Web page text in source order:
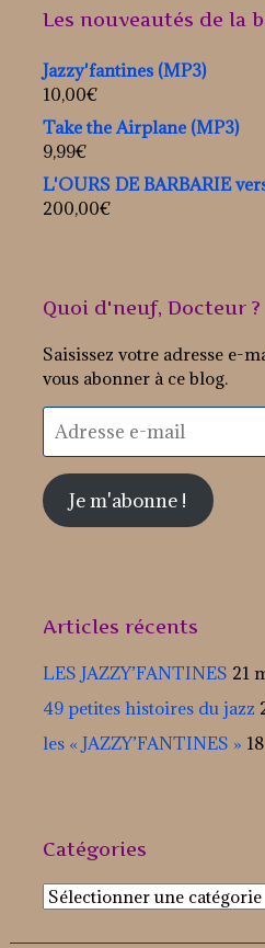
Les nouveautés de la
Jazzy'fantines (MP3)
10,00€
Take the Airplane (MP3)
9,99€
L'OURS DE BARBARIE
200,00€
Quoi d'neuf, Docteur ?
Saisissez votre adresse e-
vous abonner à ce blog.
Adresse
e-
Je m'abonne !
Articles récents
LES JAZZY’FANTINES 21
49 petites histoires du jazz
les « JAZZY’FANTINES »
Catégories
Catégories